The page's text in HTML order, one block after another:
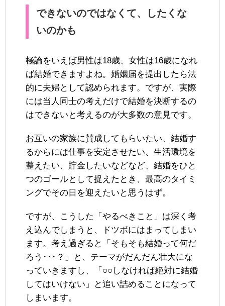
できないのではなくて、したくな
いのかも
極論をいえば男性は18歳、女性は16歳になれ
ば結婚できますよね。婚姻届を提出したら法
的に夫婦として認められます。ですが、実際
には当人同士の考えだけで結婚を決断するの
はできないと考えるのが大多数の意見です。
お互いの家族に賛成してもらいたい、結婚す
るからには仕事を安定させたい、生活環境を
整えたい、貯金したいなどなど、結婚をひと
つのゴールとして捉えたとき、最高のタイミ
ングでその日を迎えたいと思うはず。
ですが、こうした「やるべきこと」は深く考
え込んでしまうと、ドツボにはまってしまい
ます。考え過ぎると「そもそも結婚って何だ
ろう･･･？」と、テーマがだんだん壮大にな
っていきますし、「○○しなければ絶対に結婚
してはいけない」と追い詰めることになって
しまいます。